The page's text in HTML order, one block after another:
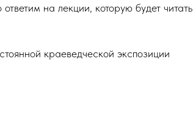
на лекции, которую будет читать
краеведческой экспозиции